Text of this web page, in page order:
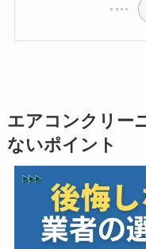
エアコンクリー
ないポイント